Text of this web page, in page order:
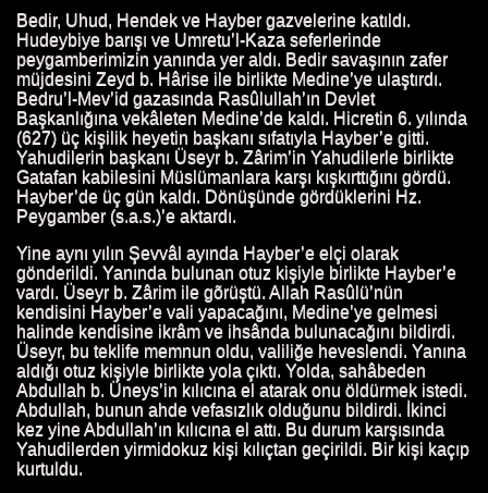
Bedir, Uhud, Hendek ve Hayber gazvelerine katıldı.
Hudeybiye barışı ve Umretu’l-Kaza seferlerinde
peygamberimizin yanında yer aldı. Bedir savaşının zafer
müjdesini Zeyd b. Hârise ile birlikte Medine’ye ulaştırdı.
Bedru’l-Mev’id gazasında Rasûlullah’ın Devlet
Başkanlığına vekâleten Medine’de kaldı. Hicretin 6. yılında
(627) üç kişilik heyetin başkanı sıfatıyla Hayber’e gitti.
Yahudilerin başkanı Üseyr b. Zârim’in Yahudilerle birlikte
Gatafan kabilesini Müslümanlara karşı kışkırttığını gördü.
Hayber’de üç gün kaldı. Dönüşünde gördüklerini Hz.
Peygamber (s.a.s.)’e aktardı.
Yine aynı yılın Şevvâl ayında Hayber’e elçi olarak
gönderildi. Yanında bulunan otuz kişiyle birlikte Hayber’e
vardı. Üseyr b. Zârim ile gõrüştü. Allah Rasûlü’nün
kendisini Hayber’e vali yapacağını, Medine’ye gelmesi
halinde kendisine ikrâm ve ihsânda bulunacağını bildirdi.
Üseyr, bu teklife memnun oldu, valiliğe heveslendi. Yanına
aldığı otuz kişiyle birlikte yola çıktı. Yolda, sahâbeden
Abdullah b. Üneys’in kılıcına el atarak onu öldürmek istedi.
Abdullah, bunun ahde vefasızlık olduğunu bildirdi. İkinci
kez yine Abdullah’ın kılıcına el attı. Bu durum karşısında
Yahudilerden yirmidokuz kişi kılıçtan geçirildi. Bir kişi kaçıp
kurtuldu.